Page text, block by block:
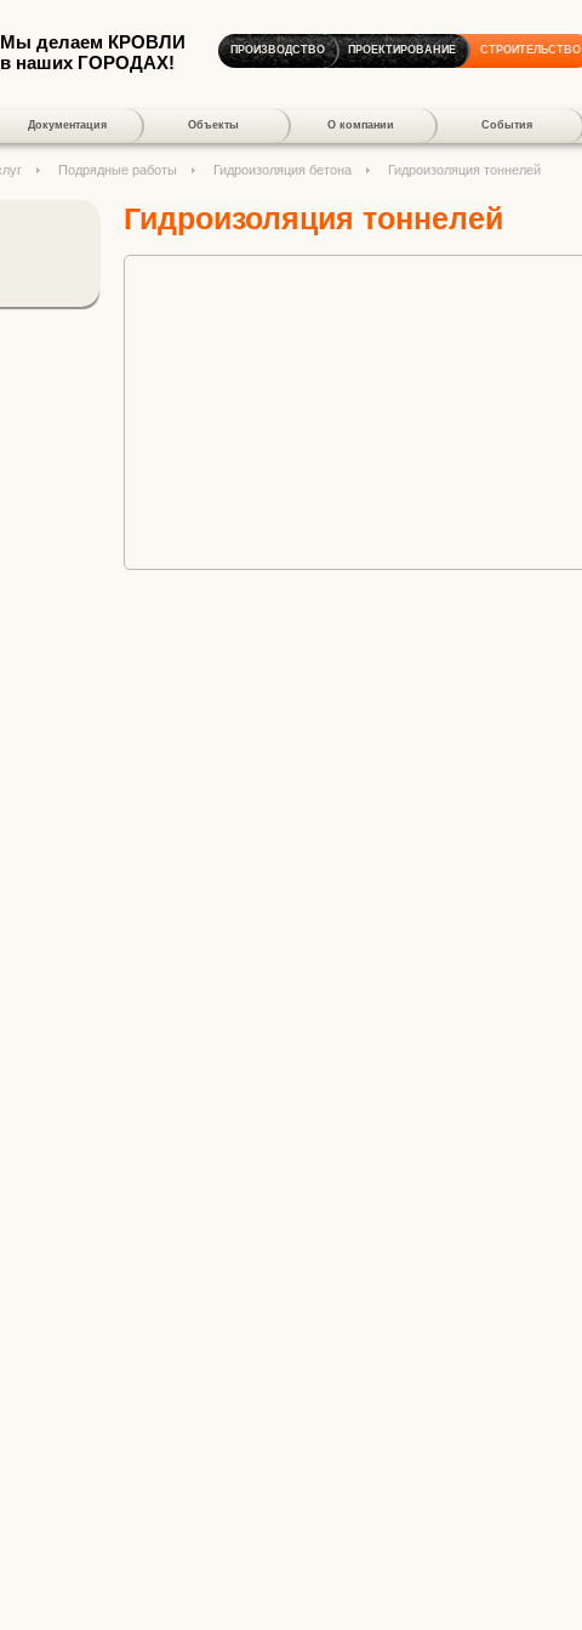
Мы делаем КРОВЛИ
в наших ГОРОДАХ!
ПРОИЗВОДСТВО ПРОЕКТИРОВАНИЕ СТРОИТЕЛЬСТВО
Документация Объекты О компании События
Подрядные работы Гидроизоляция бетона Гидроизоляция тоннелей
Гидроизоляция тоннелей